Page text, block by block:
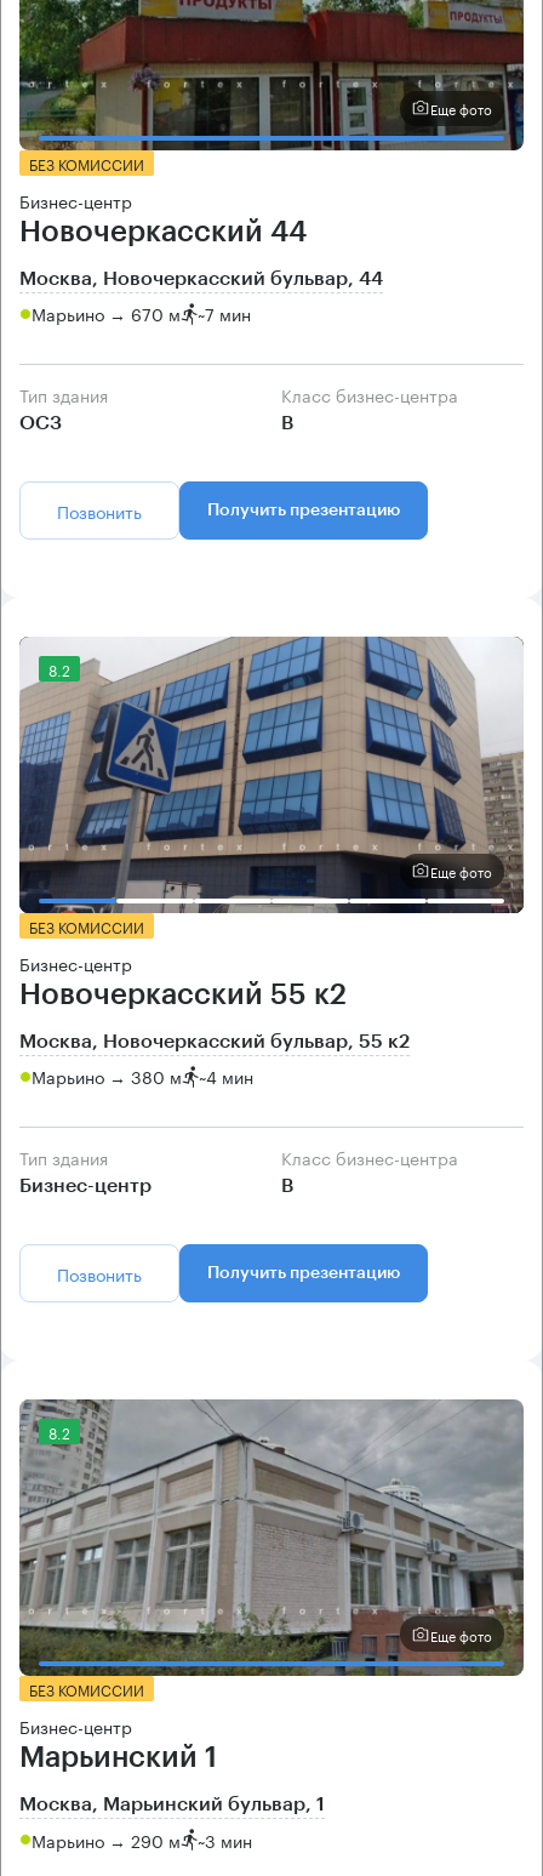
Еще фото
БЕЗ КОМИССИИ
Бизнес-центр
Новочеркасский 44
Москва, Новочеркасский бульвар, 44
Марьино → 670 м ~7 мин
Тип здания
ОСЗ
Класс бизнес-центра
B
Позвонить Получить презентацию
8.2
Еще фото
БЕЗ КОМИССИИ
Бизнес-центр
Новочеркасский 55 к2
Москва, Новочеркасский бульвар, 55 к2
Марьино → 380 м ~4 мин
Тип здания
Бизнес-центр
Класс бизнес-центра
B
Позвонить Получить презентацию
8.2
Еще фото
БЕЗ КОМИССИИ
Бизнес-центр
Марьинский 1
Москва, Марьинский бульвар, 1
Марьино → 290 м ~3 мин